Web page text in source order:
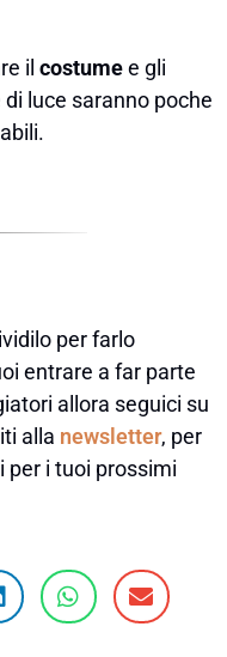
il costumee gli
luce saranno poche
per farlo
entrare a far parte
allora seguici su
alla newsletter, per
per i tuoi prossimi